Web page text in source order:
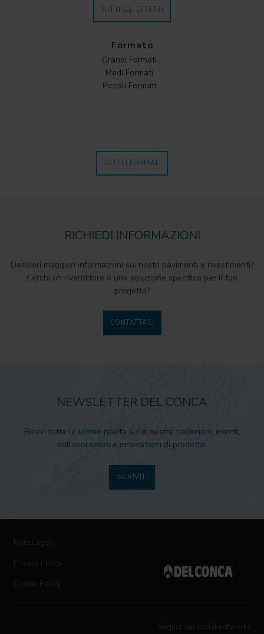
TUTTI GLI EFFETTI
Formato
Grandi Formati
Medi Formati
Piccoli Formati
TUTTI I FORMATI
RICHIEDI INFORMAZIONI
Desideri maggiori informazioni sui nostri pavimenti e rivestimenti?
Cerchi un rivenditore o una soluzione specifica per il tuo
progetto?
CONTATTACI
NEWSLETTER DEL CONCA
Ricevi tutte le ultime novità sulle nostre collezioni, eventi,
collaborazioni e innovazioni di prodotto.
ISCRIVITI
Note Legali
Privacy Policy
Cookie Policy
Seguici sui social networks